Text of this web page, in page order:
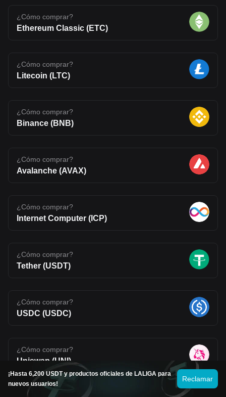
¿Cómo comprar?
Ethereum Classic (ETC)
¿Cómo comprar?
Litecoin (LTC)
¿Cómo comprar?
Binance (BNB)
¿Cómo comprar?
Avalanche (AVAX)
¿Cómo comprar?
Internet Computer (ICP)
¿Cómo comprar?
Tether (USDT)
¿Cómo comprar?
USDC (USDC)
¿Cómo comprar?
Uniswap (UNI)
Ver más
¡Hasta 6,200 USDT y productos oficiales de LALIGA para
nuevos usuarios!
Reclamar